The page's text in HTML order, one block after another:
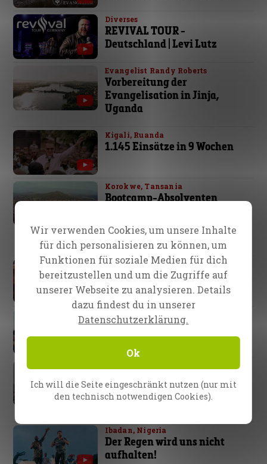
Diverses
REVIVAL TOUR -
Deutschland | Levi Lutz
Evangelist Randy Roberts
Vorbereitung der
Evangelisation in Jinja,
Uganda
Kigali, Ruanda
1.145 Einsätze in 9 Wochen
Korokwe, Tansania
Bootcamp-Absolventen
Evangelisations-Kampagne
ab
Ein neuer Tag ist angebrochen!
Südsudan
Ibadan, Nigeria
Größte Teilnehmerzahl auf
einer CfaN-Feuerkonferenz
Die Nachrichten über das,
was Jesus tut, haben sich in
ganz Ibadan verbreitet.
Ibadan, Nigeria
Der Regen wird uns nicht
aufhalten!
Wir verwenden Cookies, um unsere Inhalte
für dich personalisieren zu können, um
Funktionen für soziale Medien für dich
bereitzustellen und um die Zugriffe auf
unserer Webseite zu analysieren. Details
dazu findest du in unserer
Datenschutzerklärung.
Ok
Ich will die Seite eingeschränkt nutzen (nur mit
den technisch notwendigen Cookies).